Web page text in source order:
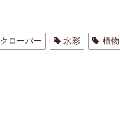
クローバー 水彩 植物